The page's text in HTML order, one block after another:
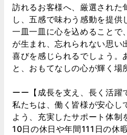
訪れるお客様へ、厳選された
し、五感で味わう感動を提供
一皿一皿に心を込めることで
が生まれ、忘れられない思い
喜びを感じられるでしょう。
と、おもてなしの心が輝く場
ーー【成長を支え、長く活躍
私たちは、働く皆様が安心し
よう、充実したサポート体制
10日の休日や年間111日の休